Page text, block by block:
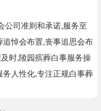
公司准则和承诺,服务至
追悼会布置,丧事追思会布
时,陵园殡葬白事服务操
人性化,专注正规白事葬